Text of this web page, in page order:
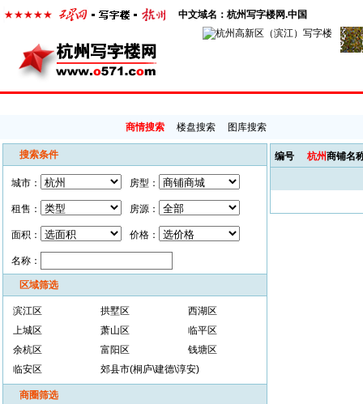
中文域名：杭州写字楼网.中国
商情搜索 楼盘搜索 图库搜索
搜索条件
城市： 房型：
租售： 房源：
面积： 价格：
名称：
区域筛选
滨江区 拱墅区
西湖区
上城区
萧山区
临平区
余杭区
富阳区
钱塘区
临安区
郊县市(桐庐\建德\淳安)
商圈筛选
编号 杭州商铺名